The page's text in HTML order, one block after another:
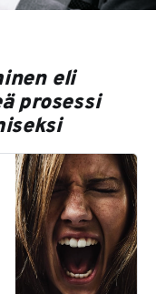
eli
prosessi